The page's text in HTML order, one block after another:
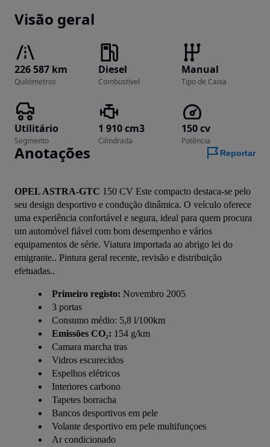
Visão geral
226 587 km
Quilómetros
Diesel
Combustível
Manual
Tipo de Caixa
Utilitário
Segmento
1 910 cm3
Cilindrada
150 cv
Potência
Anotações Reportar
OPEL ASTRA-GTC 150 CV Este compacto destaca-se pelo
seu design desportivo e condução dinâmica. O veículo oferece
uma experiência confortável e segura, ideal para quem procura
um automóvel fiável com bom desempenho e vários
equipamentos de série. Viatura importada ao abrigo lei do
emigrante.. Pintura geral recente, revisão e distribuição
efetuadas..
Primeiro registo: Novembro 2005
3 portas
Consumo médio: 5,8 l/100km
Emissões CO₂: 154 g/km
Camara marcha tras
Vidros escurecidos
Espelhos elétricos
Interiores carbono
Tapetes borracha
Bancos desportivos em pele
Volante desportivo em pele multifunçoes
Ar condicionado